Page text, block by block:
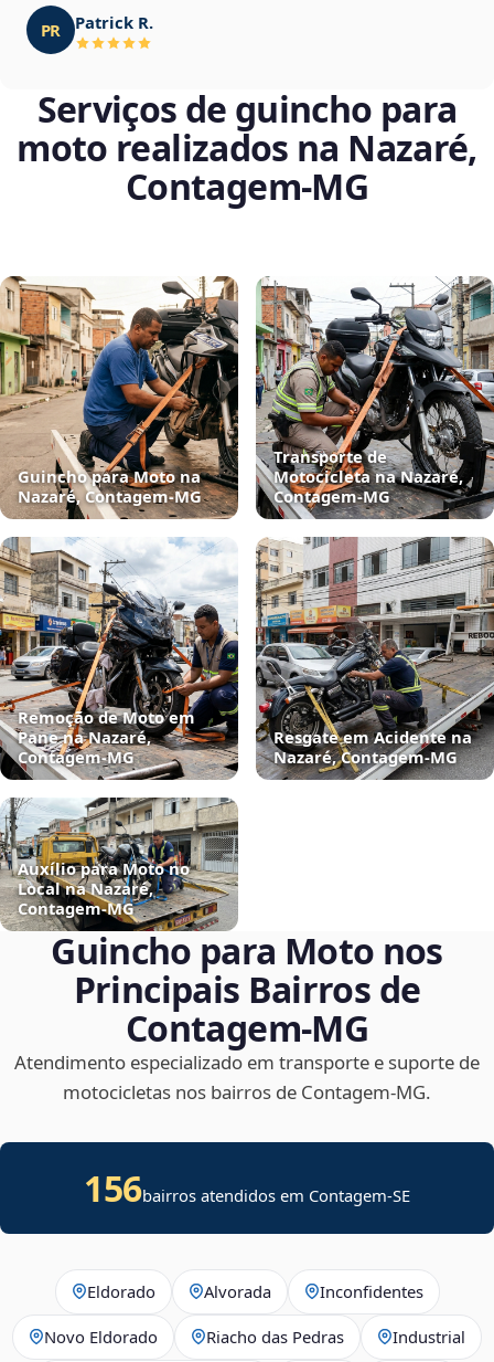
PR Patrick R.
Serviços de guincho para
moto realizados na Nazaré,
Contagem‑MG
Guincho para Moto na
Nazaré, Contagem‑MG
Transporte de
Motocicleta na Nazaré,
Contagem‑MG
Remoção de Moto em
Pane na Nazaré,
Contagem‑MG
Resgate em Acidente na
Nazaré, Contagem‑MG
Auxílio para Moto no
Local na Nazaré,
Contagem‑MG
Guincho para Moto nos
Principais Bairros de
Contagem‑MG
Atendimento especializado em transporte e suporte de
motocicletas nos bairros de Contagem‑MG.
156bairros atendidos em Contagem-SE
Eldorado Alvorada Inconfidentes
Novo Eldorado Riacho das Pedras Industrial